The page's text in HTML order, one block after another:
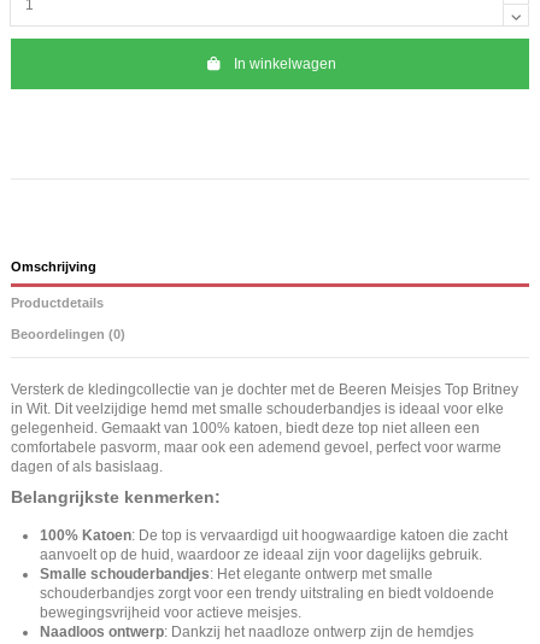
In winkelwagen
Omschrijving
Productdetails
Beoordelingen (0)
Versterk de kledingcollectie van je dochter met de Beeren Meisjes Top Britney
in Wit. Dit veelzijdige hemd met smalle schouderbandjes is ideaal voor elke
gelegenheid. Gemaakt van 100% katoen, biedt deze top niet alleen een
comfortabele pasvorm, maar ook een ademend gevoel, perfect voor warme
dagen of als basislaag.
Belangrijkste kenmerken:
100% Katoen: De top is vervaardigd uit hoogwaardige katoen die zacht
aanvoelt op de huid, waardoor ze ideaal zijn voor dagelijks gebruik.
Smalle schouderbandjes: Het elegante ontwerp met smalle
schouderbandjes zorgt voor een trendy uitstraling en biedt voldoende
bewegingsvrijheid voor actieve meisjes.
Naadloos ontwerp: Dankzij het naadloze ontwerp zijn de hemdjes